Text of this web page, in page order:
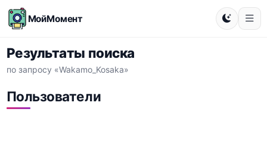
МойМомент
Результаты поиска
по запросу «Wakamo_Kosaka»
Пользователи